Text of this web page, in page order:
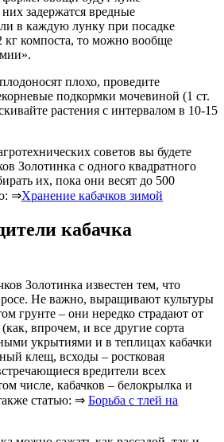
задержатся вредные
в каждую лунку при посадке
кг компоста, то можно вообще
плохо, проведите
подкормки мочевиной (1 ст.
растения с интервалом в 10-15
советов вы будете
Золотинка с одного квадратного
их, пока они весят до 500
⇒Хранение кабачков зимой
кабачка
Золотинка известен тем, что
Не важно, выращивают культуры
грунте – они нередко страдают от
впрочем, и все другие сорта
укрытиями и в теплицах кабачки
клещ, всходы – ростковая
вредители всех
числе, кабачков – белокрылка и
статью: ⇒ Борьба с тлей на